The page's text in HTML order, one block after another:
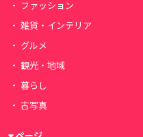
ファッション
雑貨・インテリア
グルメ
観光・地域
暮らし
古写真